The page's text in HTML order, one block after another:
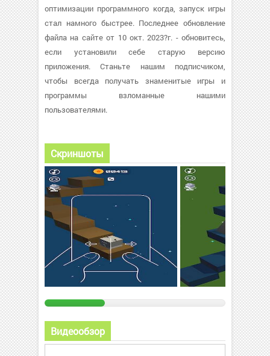
оптимизации программного когда, запуск игры
стал намного быстрее. Последнее обновление
файла на сайте от 10 окт. 2023?г. - обновитесь,
если установили себе старую версию
приложения. Станьте нашим подписчиком,
чтобы всегда получать знаменитые игры и
программы взломанные нашими
пользователями.
Скриншоты
Видеообзор